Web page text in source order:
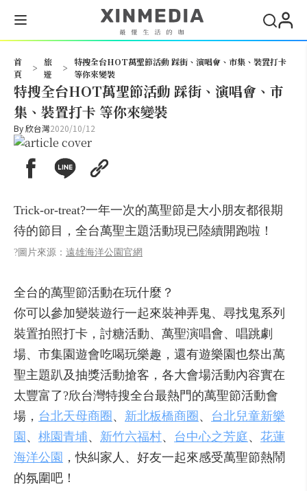
首
頁
>
旅
遊
>
特搜全台HOT萬聖節活動 踩街、演唱會、市集、裝置打卡
等你來變裝
特搜全台HOT萬聖節活動 踩街、演唱會、市
集、裝置打卡 等你來變裝
By欣台灣2020/10/12
Trick-or-treat?一年一次的萬聖節是大小朋友都很期
待的節目，全台萬聖主題活動現已陸續開跑啦！
?圖片來源： 遠雄海洋公園官網
全台的萬聖節活動在玩什麼？
你可以參加變裝遊行一起來裝神弄鬼、尋找鬼系列
裝置拍照打卡，討糖活動、萬聖演唱會、唱跳劇
場、市集園遊會吃喝玩樂趣，還有遊樂園也祭出萬
聖主題趴及抽獎活動搶客，各大會場活動內容實在
太豐富了?欣台灣特搜全台最熱門的萬聖節活動會
場， 台北天母商圈 、 新北板橋商圈 、 台北兒童新樂
園 、 桃園青埔、 新竹六福村、 台中心之芳庭、 花蓮
海洋公園 ，快糾家人、好友一起來感受萬聖節熱鬧
的氛圍吧！